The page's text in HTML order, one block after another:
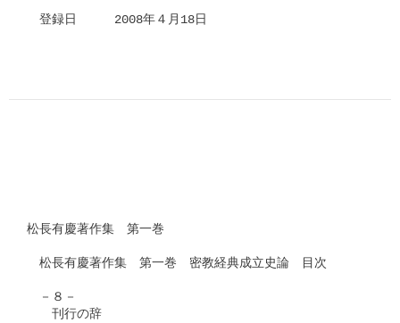
登録日　　　2008年４月18日
松長有慶著作集　第一巻
松長有慶著作集　第一巻　密教経典成立史論　目次
－８－
刊行の辞